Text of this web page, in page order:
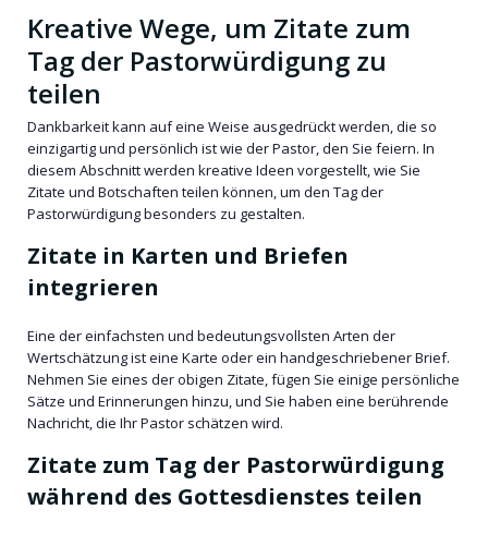
Kreative Wege, um Zitate zum
Tag der Pastorwürdigung zu
teilen
Dankbarkeit kann auf eine Weise ausgedrückt werden, die so
einzigartig und persönlich ist wie der Pastor, den Sie feiern. In
diesem Abschnitt werden kreative Ideen vorgestellt, wie Sie
Zitate und Botschaften teilen können, um den Tag der
Pastorwürdigung besonders zu gestalten.
Zitate in Karten und Briefen
integrieren
Eine der einfachsten und bedeutungsvollsten Arten der
Wertschätzung ist eine Karte oder ein handgeschriebener Brief.
Nehmen Sie eines der obigen Zitate, fügen Sie einige persönliche
Sätze und Erinnerungen hinzu, und Sie haben eine berührende
Nachricht, die Ihr Pastor schätzen wird.
Zitate zum Tag der Pastorwürdigung
während des Gottesdienstes teilen